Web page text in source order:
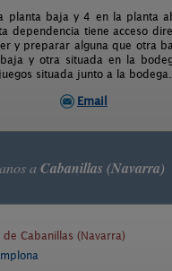
planta baja y 4 en la planta
dependencia tiene acceso
y preparar alguna que otra
y otra situada en la
situada junto a la bodega.
Email
a Cabanillas (Navarra)
de Cabanillas (Navarra)